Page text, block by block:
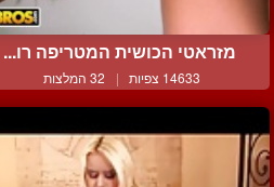
מזראטי הכושית המטריפה רו...
14633 צפיות | 32 המלצות